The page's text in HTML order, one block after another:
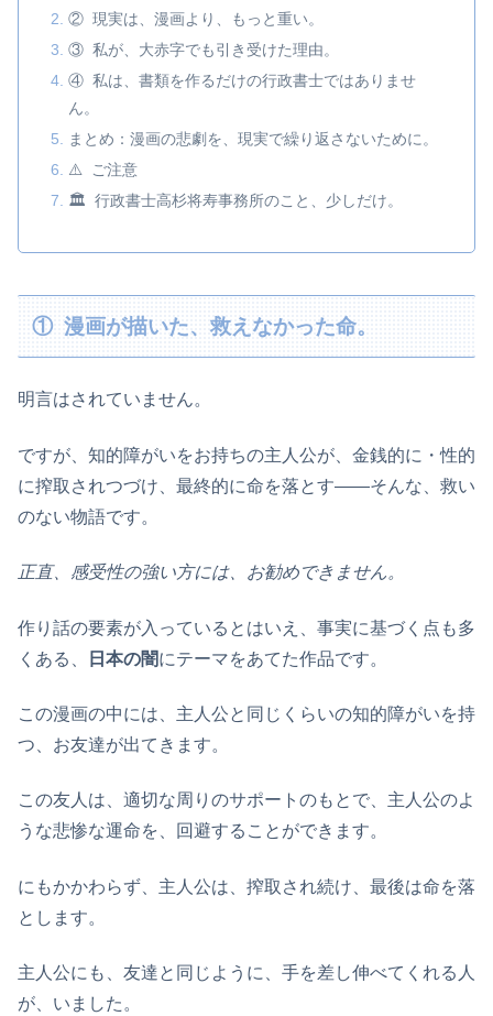
② 現実は、漫画より、もっと重い。
③ 私が、大赤字でも引き受けた理由。
④ 私は、書類を作るだけの行政書士ではありませ
ん。
まとめ：漫画の悲劇を、現実で繰り返さないために。
⚠️ ご注意
🏛️ 行政書士高杉将寿事務所のこと、少しだけ。
① 漫画が描いた、救えなかった命。
明言はされていません。
ですが、知的障がいをお持ちの主人公が、金銭的に・性的
に搾取されつづけ、最終的に命を落とす——そんな、救い
のない物語です。
正直、感受性の強い方には、お勧めできません。
作り話の要素が入っているとはいえ、事実に基づく点も多
くある、
日本の闇にテーマをあてた作品です。
この漫画の中には、主人公と同じくらいの知的障がいを持
つ、お友達が出てきます。
この友人は、適切な周りのサポートのもとで、主人公のよ
うな悲惨な運命を、回避することができます。
にもかかわらず、主人公は、搾取され続け、最後は命を落
とします。
主人公にも、友達と同じように、手を差し伸べてくれる人
が、いました。